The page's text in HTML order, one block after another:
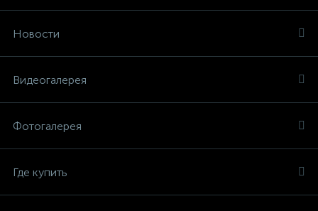
Новости
Видеогалерея
Фотогалерея
Где купить